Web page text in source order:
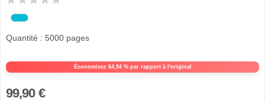
Économisez 64,94 % par rapport à l'original
Quantité : 5000 pages
99,90 €